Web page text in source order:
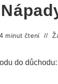
minut čtení
do